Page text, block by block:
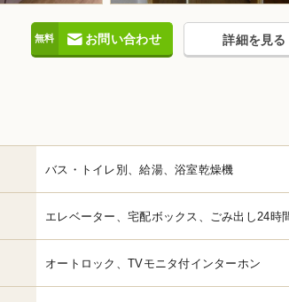
お問い合わせ 詳細を見る
バス・トイレ別、給湯、浴室乾燥機
エレベーター、宅配ボックス、ごみ出し24時
オートロック、TVモニタ付インターホン